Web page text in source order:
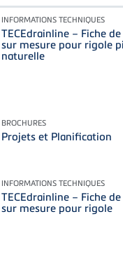
INFORMATIONS TECHNIQUES
TECEdrainline – Fiche
sur mesure pour rigole
naturelle
BROCHURES
Projets et Planification
INFORMATIONS TECHNIQUES
TECEdrainline – Fiche
sur mesure pour rigole